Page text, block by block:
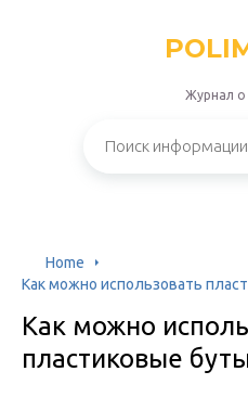
Журнал о
Home
Как можно использовать
Как можно
пластиковые